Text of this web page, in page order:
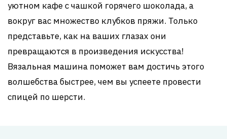
уютном кафе с чашкой горячего шоколада, а
вокруг вас множество клубков пряжи. Только
представьте, как на ваших глазах они
превращаются в произведения искусства!
Вязальная машина поможет вам достичь этого
волшебства быстрее, чем вы успеете провести
спицей по шерсти.